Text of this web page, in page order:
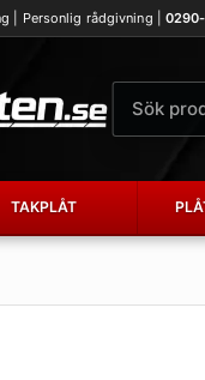
| Personlig rådgivning |
TAKPLÅT